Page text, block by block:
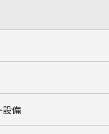
設備